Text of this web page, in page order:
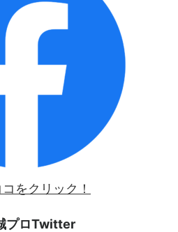
をクリック！
プロTwitter